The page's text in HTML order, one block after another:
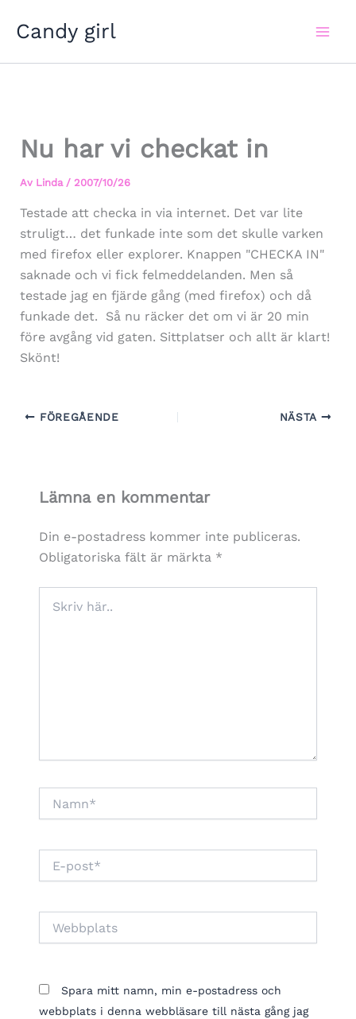
Candy girl
Nu har vi checkat in
Av Linda / 2007/10/26
Testade att checka in via internet. Det var lite
struligt… det funkade inte som det skulle varken
med firefox eller explorer. Knappen "CHECKA IN"
saknade och vi fick felmeddelanden. Men så
testade jag en fjärde gång (med firefox) och då
funkade det. Så nu räcker det om vi är 20 min
före avgång vid gaten. Sittplatser och allt är klart!
Skönt!
FÖREGÅENDE NÄSTA
Lämna en kommentar
Din e-postadress kommer inte publiceras.
Obligatoriska fält är märkta *
här..
post*
Spara mitt namn, min e-postadress och
webbplats i denna webbläsare till nästa gång jag